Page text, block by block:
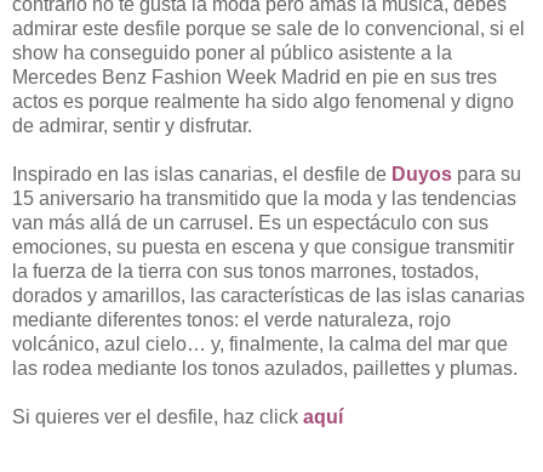
admirar este desfile porque se sale de lo convencional, si el
show ha conseguido poner al público asistente a la
Mercedes Benz Fashion Week Madrid en pie en sus tres
actos es porque realmente ha sido algo fenomenal y digno
de admirar, sentir y disfrutar.
Inspirado en las islas canarias, el desfile de Duyos para su
15 aniversario ha transmitido que la moda y las tendencias
van más allá de un carrusel. Es un espectáculo con sus
emociones, su puesta en escena y que consigue transmitir
la fuerza de la tierra con sus tonos marrones, tostados,
dorados y amarillos, las características de las islas canarias
mediante diferentes tonos: el verde naturaleza, rojo
volcánico, azul cielo… y, finalmente, la calma del mar que
las rodea mediante los tonos azulados, paillettes y plumas.
Si quieres ver el desfile, haz click aquí